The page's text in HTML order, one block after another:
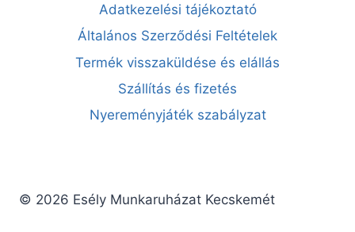
Adatkezelési tájékoztató
Általános Szerződési Feltételek
Termék visszaküldése és elállás
Szállítás és fizetés
Nyereményjáték szabályzat
© 2026 Esély Munkaruházat Kecskemét